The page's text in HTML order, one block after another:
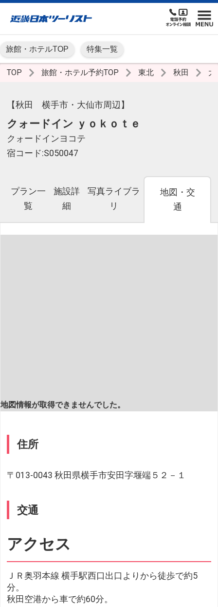
旅館・ホテルTOP 特集一覧
TOP 旅館・ホテル予約TOP 東北 秋田
【秋田 横手市・大仙市周辺】
クォードイン ｙｏｋｏｔｅ
クォードインヨコテ
宿コード:S050047
プラン一
覧
施設詳
細
写真ライブラ
リ
地図・交
通
地図情報が取得できませんでした。
住所
〒013-0043 秋田県横手市安田字堰端５２－１
交通
アクセス
ＪＲ奥羽本線 横手駅西口出口よりから徒歩で約5
分。
秋田空港から車で約60分。